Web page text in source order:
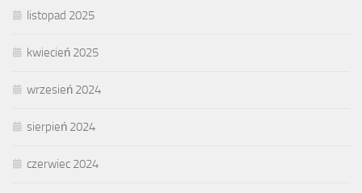
listopad 2025
kwiecień 2025
wrzesień 2024
sierpień 2024
czerwiec 2024